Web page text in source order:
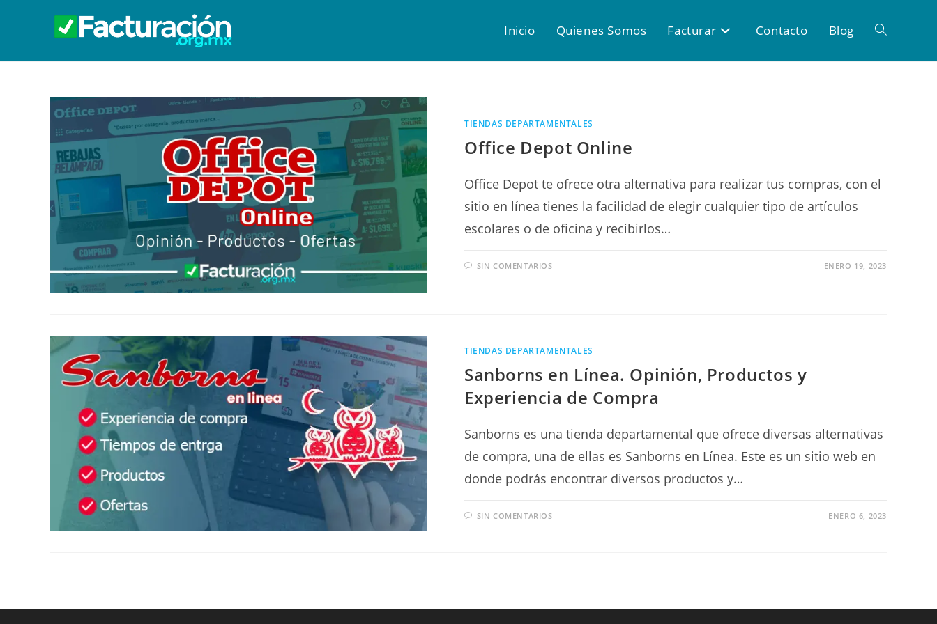
Inicio Quienes Somos Facturar Contacto Blog
TIENDAS DEPARTAMENTALES
Office Depot Online
Office Depot te ofrece otra alternativa para realizar tus compras, con el
sitio en línea tienes la facilidad de elegir cualquier tipo de artículos
escolares o de oficina y recibirlos…
SIN COMENTARIOS ENERO 19, 2023
TIENDAS DEPARTAMENTALES
Sanborns en Línea. Opinión, Productos y
Experiencia de Compra
Sanborns es una tienda departamental que ofrece diversas alternativas
de compra, una de ellas es Sanborns en Línea. Este es un sitio web en
donde podrás encontrar diversos productos y…
SIN COMENTARIOS ENERO 6, 2023